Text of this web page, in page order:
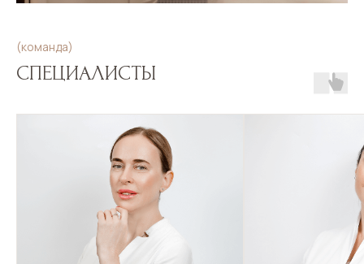
(команда)
СПЕЦИАЛИСТЫ